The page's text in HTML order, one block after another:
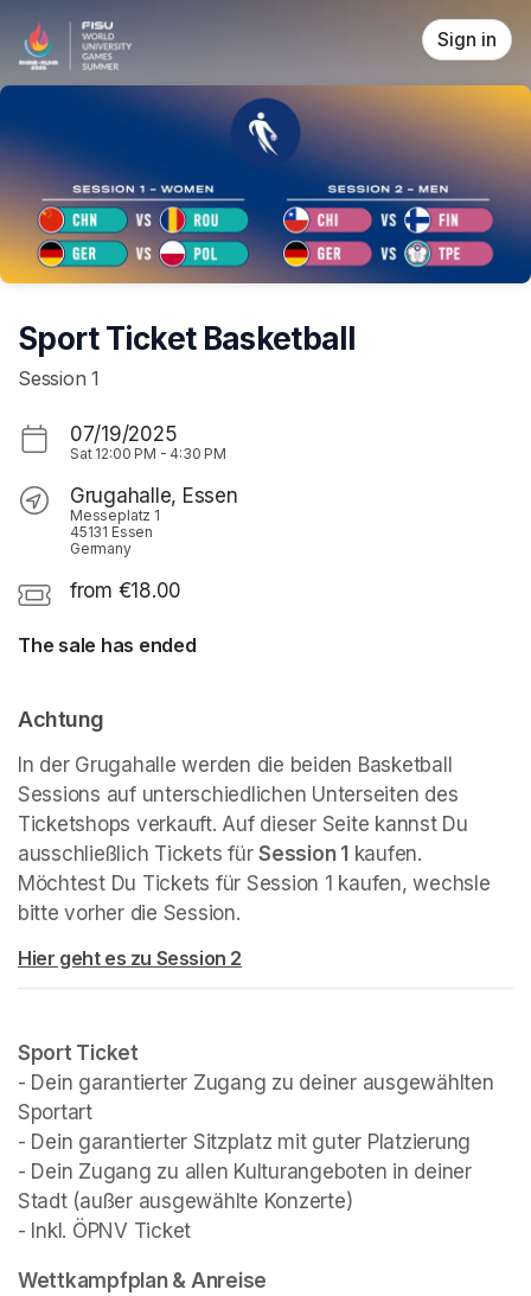
Sign in
Sport Ticket Basketball
Session 1
07/19/2025
Sat 12:00 PM - 4:30 PM
Grugahalle, Essen
Messeplatz 1
45131 Essen
Germany
from €18.00
The sale has ended
Achtung
In der Grugahalle werden die beiden Basketball
Sessions auf unterschiedlichen Unterseiten des
Ticketshops verkauft. Auf dieser Seite kannst Du
ausschließlich Tickets für Session 1 (opens in a new
kaufen.
Möchtest Du Tickets für Session 1 kaufen, wechsle
bitte vorher die Session.
Hier geht es zu Session 2
Sport Ticket
- Dein garantierter Zugang zu deiner ausgewählten
Sportart
- Dein garantierter Sitzplatz mit guter Platzierung
- Dein Zugang zu allen Kulturangeboten in deiner
Stadt (außer ausgewählte Konzerte)
- Inkl. ÖPNV Ticket
(opens in a new tab)
(opens in a new tab)
Wettkampfplan & Anreise